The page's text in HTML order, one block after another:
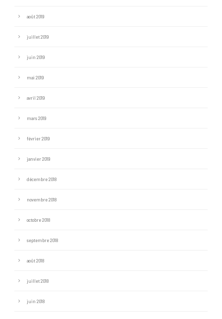
août 2019
juillet 2019
juin 2019
mai 2019
avril 2019
mars 2019
février 2019
janvier 2019
décembre 2018
novembre 2018
octobre 2018
septembre 2018
août 2018
juillet 2018
juin 2018